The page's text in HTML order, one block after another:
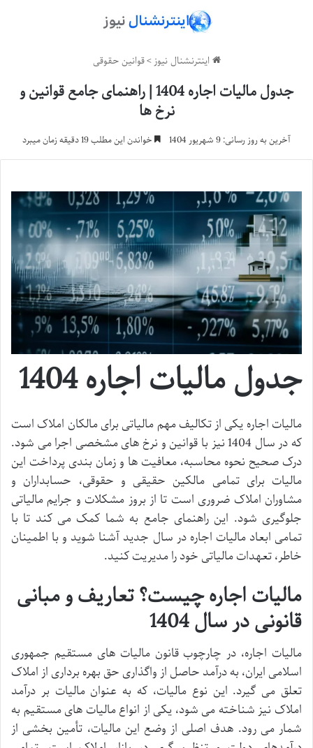
اینترنشنال نیوز>قوانین حقوقی
جدول مالیات اجاره 1404 | راهنمای جامع قوانین و
نرخ ها
آخرین به روز رسانی: 9 شهریور 1404 خواندن این مطلب 19 دقیقه زمان میبرد
جدول مالیات اجاره 1404
مالیات اجاره یکی از تکالیف مهم مالیاتی برای مالکان املاک است
که در سال 1404 نیز با قوانین و نرخ های مشخصی اجرا می شود.
درک صحیح نحوه محاسبه، معافیت ها و زمان بندی پرداخت این
مالیات برای تمامی مالکین حقیقی و حقوقی، حسابداران و
مشاوران املاک ضروری است تا از بروز مشکلات و جرایم مالیاتی
جلوگیری شود. این راهنمای جامع به شما کمک می کند تا با
تمامی ابعاد مالیات اجاره در سال جدید آشنا شوید و با اطمینان
خاطر، تعهدات مالیاتی خود را مدیریت کنید.
مالیات اجاره چیست؟ تعاریف و مبانی
قانونی در سال 1404
مالیات اجاره، در چارچوب قانون مالیات های مستقیم جمهوری
اسلامی ایران، به درآمد حاصل از واگذاری حق بهره برداری از املاک
تعلق می گیرد. این نوع مالیات، که به عنوان مالیات بر درآمد
املاک نیز شناخته می شود، یکی از انواع مالیات های مستقیم به
شمار می رود. هدف اصلی از وضع این مالیات، تأمین بخشی از